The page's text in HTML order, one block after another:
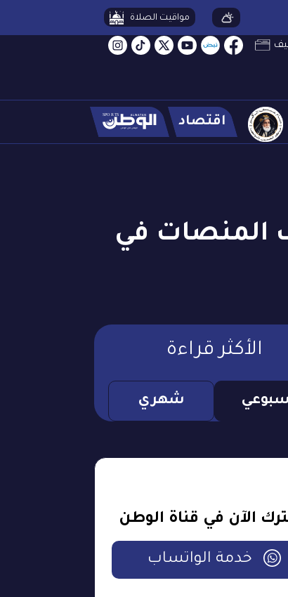
مواقيت الصلاة
اقتصاد
المنصات في
الأكثر قراءة
شهري
الآن في قناة الوطن
خدمة الواتساب